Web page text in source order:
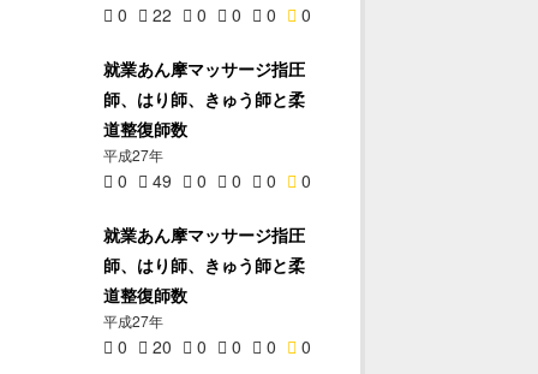
0 22 0 0 0 0
就業あん摩マッサージ指圧
師、はり師、きゅう師と柔
道整復師数
平成27年
0 49 0 0 0 0
就業あん摩マッサージ指圧
師、はり師、きゅう師と柔
道整復師数
平成27年
0 20 0 0 0 0